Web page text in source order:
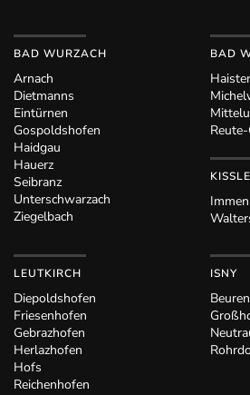
BAD WURZACH
Arnach
Dietmanns
Eintürnen
Gospoldshofen
Haidgau
Hauerz
Seibranz
Unterschwarzach
Ziegelbach
BAD
LEUTKIRCH
Diepoldshofen
Friesenhofen
Gebrazhofen
Herlazhofen
Hofs
Reichenhofen
ISNY
Beuren